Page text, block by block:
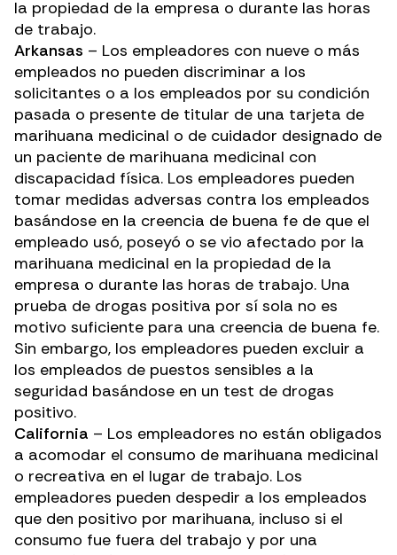
la propiedad de la empresa o durante las horas
de trabajo.
Arkansas – Los empleadores con nueve o más
empleados no pueden discriminar a los
solicitantes o a los empleados por su condición
pasada o presente de titular de una tarjeta de
marihuana medicinal o de cuidador designado de
un paciente de marihuana medicinal con
discapacidad física. Los empleadores pueden
tomar medidas adversas contra los empleados
basándose en la creencia de buena fe de que el
empleado usó, poseyó o se vio afectado por la
marihuana medicinal en la propiedad de la
empresa o durante las horas de trabajo. Una
prueba de drogas positiva por sí sola no es
motivo suficiente para una creencia de buena fe.
Sin embargo, los empleadores pueden excluir a
los empleados de puestos sensibles a la
seguridad basándose en un test de drogas
positivo.
California – Los empleadores no están obligados
a acomodar el consumo de marihuana medicinal
o recreativa en el lugar de trabajo. Los
empleadores pueden despedir a los empleados
que den positivo por marihuana, incluso si el
consumo fue fuera del trabajo y por una